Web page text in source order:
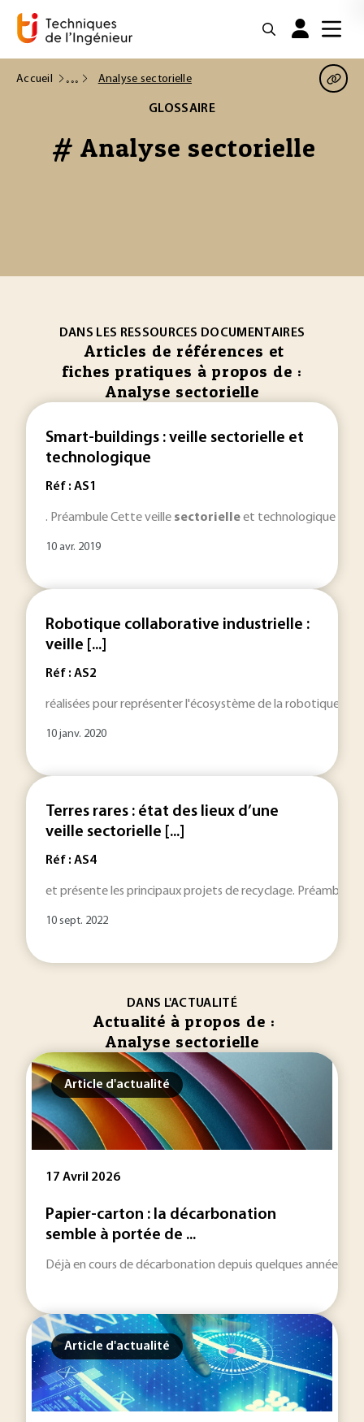
Accueil Analyse sectorielle
GLOSSAIRE
# Analyse sectorielle
DANS LES RESSOURCES DOCUMENTAIRES
Articles de références et
fiches pratiques à propos de :
Analyse sectorielle
Smart-buildings : veille sectorielle et
technologique
Réf : AS1
. Préambule Cette veille sectorielleet technologique a
10 avr. 2019
Robotique collaborative industrielle :
veille [...]
Réf : AS2
réalisées pour représenter l'écosystème de la robotique
10 janv. 2020
Terres rares : état des lieux d’une
veille sectorielle [...]
Réf : AS4
et présente les principaux projets de recyclage. Préambule
10 sept. 2022
DANS L'ACTUALITÉ
Actualité à propos de :
Analyse sectorielle
Article d'actualité
17 Avril 2026
Papier-carton : la décarbonation
semble à portée de ...
Déjà en cours de décarbonation depuis quelques années,
Article d'actualité